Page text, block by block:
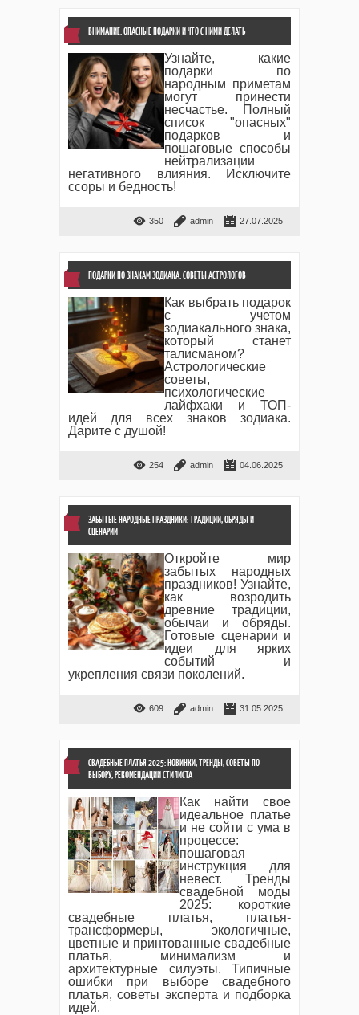
ВНИМАНИЕ: ОПАСНЫЕ ПОДАРКИ И ЧТО С НИМИ ДЕЛАТЬ
Узнайте, какие
подарки по
народным приметам
могут принести
несчастье. Полный
список "опасных"
подарков и
пошаговые способы
нейтрализации
негативного влияния. Исключите
ссоры и бедность!
350 admin 27.07.2025
ПОДАРКИ ПО ЗНАКАМ ЗОДИАКА: СОВЕТЫ АСТРОЛОГОВ
Как выбрать подарок
с учетом
зодиакального знака,
который станет
талисманом?
Астрологические
советы,
психологические
лайфхаки и ТОП-
идей для всех знаков зодиака.
Дарите с душой!
254 admin 04.06.2025
ЗАБЫТЫЕ НАРОДНЫЕ ПРАЗДНИКИ: ТРАДИЦИИ, ОБРЯДЫ И
СЦЕНАРИИ
Откройте мир
забытых народных
праздников! Узнайте,
как возродить
древние традиции,
обычаи и обряды.
Готовые сценарии и
идеи для ярких
событий и
укрепления связи поколений.
609 admin 31.05.2025
СВАДЕБНЫЕ ПЛАТЬЯ 2025: НОВИНКИ, ТРЕНДЫ, СОВЕТЫ ПО
ВЫБОРУ, РЕКОМЕНДАЦИИ СТИЛИСТА
Как найти свое
идеальное платье
и не сойти с ума в
процессе:
пошаговая
инструкция для
невест. Тренды
свадебной моды
2025: короткие
свадебные платья, платья-
трансформеры, экологичные,
цветные и принтованные свадебные
платья, минимализм и
архитектурные силуэты. Типичные
ошибки при выборе свадебного
платья, советы эксперта и подборка
идей.